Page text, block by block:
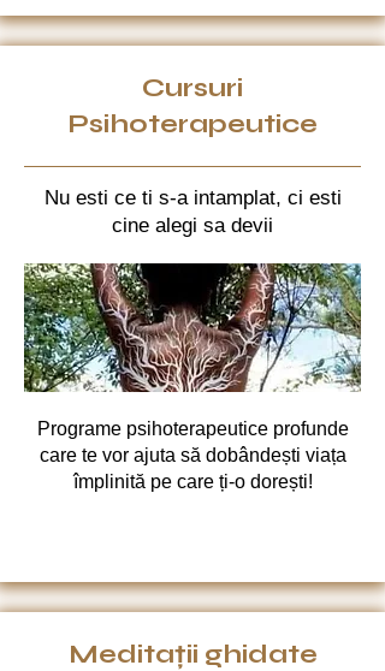
Cursuri
Psihoterapeutice
Nu esti ce ti s-a intamplat, ci esti
cine alegi sa devii
Programe psihoterapeutice profunde
care te vor ajuta să dobândești viața
împlinită pe care ți-o dorești!
Meditații ghidate